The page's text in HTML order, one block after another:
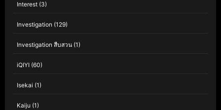
Interest (3)
Investigation (129)
Investigation สืบสวน (1)
iQIYI (60)
Isekai (1)
Kaiju (1)